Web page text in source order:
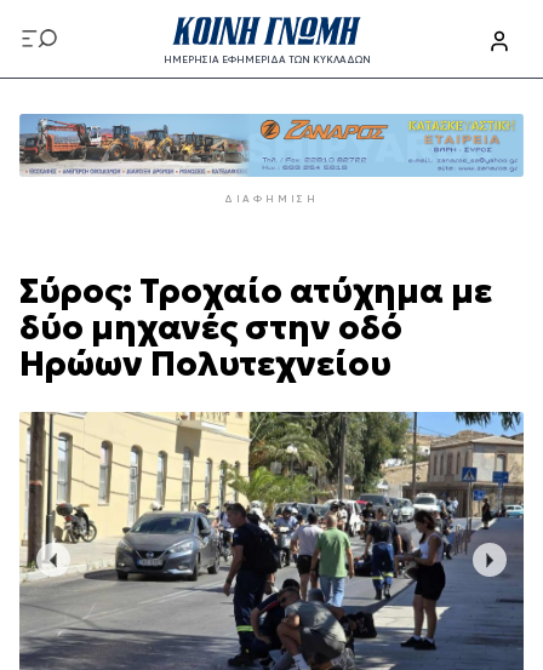
προς
το
περιεχόμενο
ΗΜΕΡΗΣΙΑ ΕΦΗΜΕΡΙΔΑ ΤΩΝ ΚΥΚΛΑΔΩΝ
προς
το
κυρίως
ΔΙΑΦΉΜΙΣΗ
Σύρος: Τροχαίο ατύχημα με
δύο μηχανές στην οδό
Ηρώων Πολυτεχνείου